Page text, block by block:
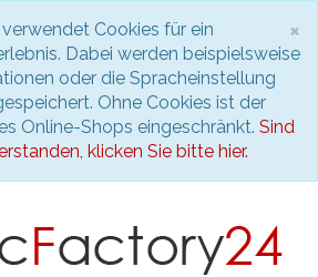
×
Cookies für ein
Dabei werden beispielsweise
oder die Spracheinstellung
Ohne Cookies ist der
Online-Shops eingeschränkt. Sind
klicken Sie bitte hier.